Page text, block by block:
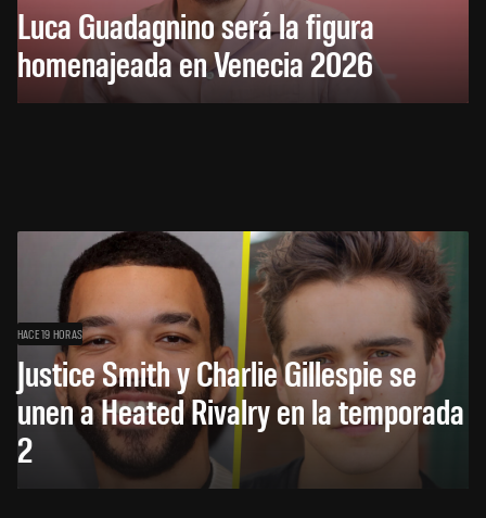
Luca Guadagnino será la figura
homenajeada en Venecia 2026
HACE 19 HORAS
Justice Smith y Charlie Gillespie se
unen a Heated Rivalry en la temporada
2